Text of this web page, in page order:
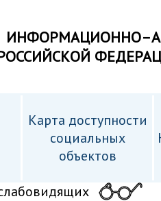
Карта доступности
cоциальных
объектов